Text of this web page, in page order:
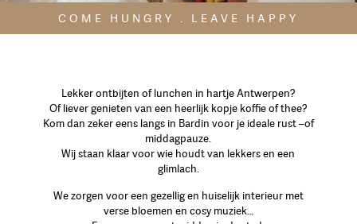
COME HUNGRY . LEAVE HAPPY
Lekker ontbijten of lunchen in hartje Antwerpen?
Of liever genieten van een heerlijk kopje koffie of thee?
Kom dan zeker eens langs in Bardin voor je ideale rust –of
middagpauze.
Wij staan klaar voor wie houdt van lekkers en een
glimlach.
We zorgen voor een gezellig en huiselijk interieur met
verse bloemen en cosy muziek…